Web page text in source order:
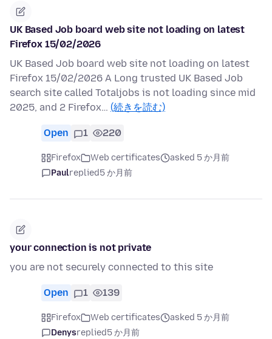
UK Based Job board web site not loading on latest
Firefox 15/02/2026
UK Based Job board web site not loading on latest
Firefox 15/02/2026 A Long trusted UK Based Job
search site called Totaljobs is not loading since mid
2025, and 2 Firefox… (続きを読む)
Open 1 220
Firefox Web certificates
asked 5 か月前
Paulreplied5 か月前
your connection is not private
you are not securely connected to this site
Open 1 139
Firefox Web certificates
asked 5 か月前
Denysreplied5 か月前